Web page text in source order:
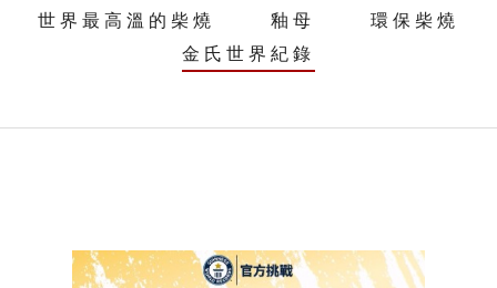
世界最高溫的柴燒 釉母
環保柴燒
金氏世界紀錄